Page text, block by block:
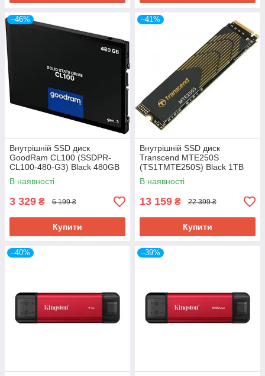
–46%
Внутрішній SSD диск
GoodRam CL100 (SSDPR-
CL100-480-G3) Black 480GB
В наявності
3 329 ₴ 6 199 ₴
Купити
–41%
Внутрішній SSD диск
Transcend MTE250S
(TS1TMTE250S) Black 1TB
В наявності
13 159 ₴ 22 399 ₴
Купити
–40% –39%